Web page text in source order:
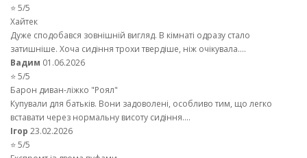
⭐ 5/5
Хайтек
Дуже сподобався зовнішній вигляд. В кімнаті одразу стало
затишніше. Хоча сидіння трохи твердіше, ніж очікувала....
Вадим 01.06.2026
⭐ 5/5
Барон диван-ліжко "Роял"
Купували для батьків. Вони задоволені, особливо тим, що легко
вставати через нормальну висоту сидіння....
Ігор 23.02.2026
⭐ 5/5